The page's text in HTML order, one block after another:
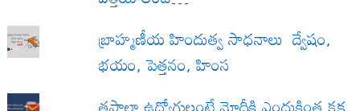
బ్రాహ్మణీయ హిందుత్వ సాధనాలు ద్వేషం,
భయం, పెత్తనం, హింస